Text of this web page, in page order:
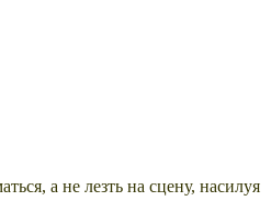
а не лезть на сцену, насилуя